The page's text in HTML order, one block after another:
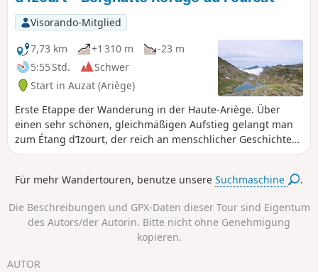
sollte man sich nicht auf diese Tour begeben, da der
Abstieg im Gispet sehr schwierig werden könnte. Ansonsten
bieten sich bemerkenswerte Ausblicke auf die Pique
d’Endron, den Vicdessos, den Pic des Trois Seigneur, den
Montcalm und andere...
Visorando-Mitglied
7,73 km
+1 310 m
-23 m
5:55 Std.
Schwer
Start in Auzat (Ariège)
Erste Etappe der Wanderung in der Haute-Ariège. Über
einen sehr schönen, gleichmäßigen Aufstieg gelangt man
zum Étang d’Izourt, der reich an menschlicher Geschichte
ist. Danach folgt ein anspruchsvoller Aufstieg bis zum Orri
überquert hat, folgt erneut ein sehr steiler Aufstieg zum
Berghütte „Refuge de l’Étang du Fourcat“ ist angenehmer.
Sehr steiler Aufstieg zur Berghütte „Refuge du Fourcat“ mit
einer durchschnittlichen Steigung von 17 %. Achtung: Vom
Étang d’Izourt bis zur Berghütte beträgt die Steigung 24 %.
Für mehr Wandertouren, benutze unsereSuchmaschine .
Die Beschreibungen und GPX-Daten dieser Tour sind Eigentum
des Autors/der Autorin. Bitte nicht ohne Genehmigung
kopieren.
AUTOR